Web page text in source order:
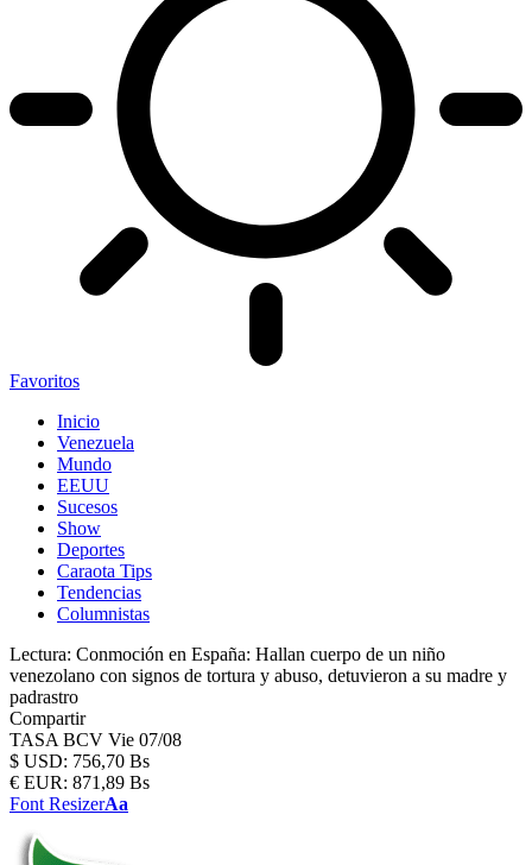
Favoritos
Inicio
Venezuela
Mundo
EEUU
Sucesos
Show
Deportes
Caraota Tips
Tendencias
Columnistas
Lectura: Conmoción en España: Hallan cuerpo de un niño
venezolano con signos de tortura y abuso, detuvieron a su madre y
padrastro
Compartir
TASA BCV Vie 07/08
$ USD: 756,70 Bs
€ EUR: 871,89 Bs
Font ResizerAa